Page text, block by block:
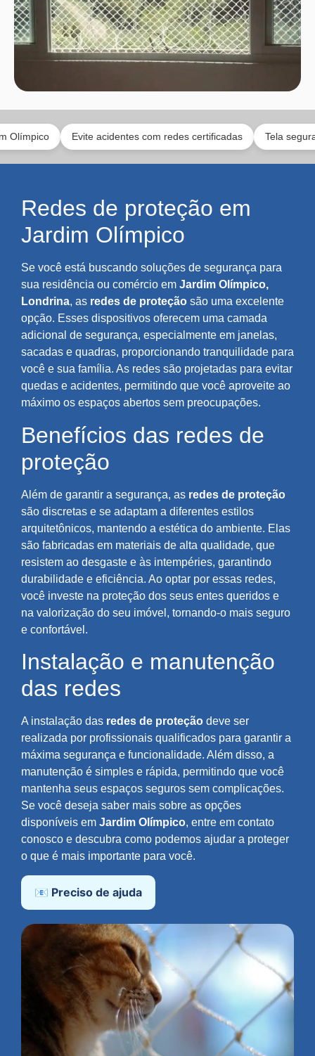
Evite acidentes com redes certificadas Tela segura para
Redes de proteção em
Jardim Olímpico
Se você está buscando soluções de segurança para
sua residência ou comércio em Jardim Olímpico,
Londrina, as redes de proteção são uma excelente
opção. Esses dispositivos oferecem uma camada
adicional de segurança, especialmente em janelas,
sacadas e quadras, proporcionando tranquilidade para
você e sua família. As redes são projetadas para evitar
quedas e acidentes, permitindo que você aproveite ao
máximo os espaços abertos sem preocupações.
Benefícios das redes de
proteção
Além de garantir a segurança, as redes de proteção
são discretas e se adaptam a diferentes estilos
arquitetônicos, mantendo a estética do ambiente. Elas
são fabricadas em materiais de alta qualidade, que
resistem ao desgaste e às intempéries, garantindo
durabilidade e eficiência. Ao optar por essas redes,
você investe na proteção dos seus entes queridos e
na valorização do seu imóvel, tornando-o mais seguro
e confortável.
Instalação e manutenção
das redes
A instalação das redes de proteção deve ser
realizada por profissionais qualificados para garantir a
máxima segurança e funcionalidade. Além disso, a
manutenção é simples e rápida, permitindo que você
mantenha seus espaços seguros sem complicações.
Se você deseja saber mais sobre as opções
disponíveis em Jardim Olímpico, entre em contato
conosco e descubra como podemos ajudar a proteger
o que é mais importante para você.
📧 Preciso de ajuda